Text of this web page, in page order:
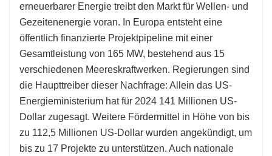
erneuerbarer Energie treibt den Markt für Wellen- und
Gezeitenenergie voran. In Europa entsteht eine
öffentlich finanzierte Projektpipeline mit einer
Gesamtleistung von 165 MW, bestehend aus 15
verschiedenen Meereskraftwerken. Regierungen sind
die Haupttreiber dieser Nachfrage: Allein das US-
Energieministerium hat für 2024 141 Millionen US-
Dollar zugesagt. Weitere Fördermittel in Höhe von bis
zu 112,5 Millionen US-Dollar wurden angekündigt, um
bis zu 17 Projekte zu unterstützen. Auch nationale